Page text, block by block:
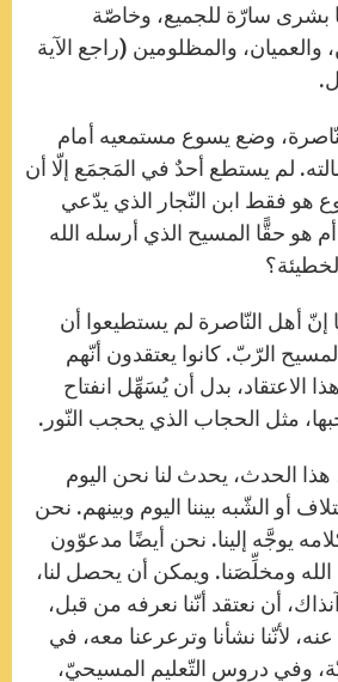
19). إنّها بشرى سارّة للجميع، وخاصّة
والعميان، والمظلومين (راجع الآية
وضع يسوع مستمعيه أمام
لم يستطع أحدٌ في المَجمَع إلّا أن
فقط ابن النّجار الذي يدّعي
هو حقًّا المسيح الذي أرسله الله
إنّ أهل النّاصرة لم يستطيعوا أن
الرّبّ. كانوا يعتقدون أنّهم
الاعتقاد، بدل أن يُسَهِّل انفتاح
مثل الحجاب الذي يحجب النّور.
هذا الحدث، يحدث لنا نحن اليوم
أو الشّبه بيننا اليوم وبينهم. نحن
يوجَّه إلينا. نحن أيضًا مدعوّون
ومخلِّصَنا. ويمكن أن يحصل لنا،
أن نعتقد أنّنا نعرفه من قبل،
لأنّنا نشأنا وترعرعنا معه، في
وفي دروس التّعليم المسيحيّ،